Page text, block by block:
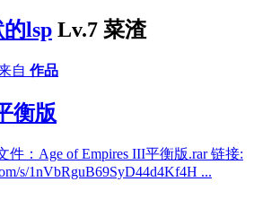
lsp Lv.7 菜渣
自 作品
衡版
件：Age of Empires III平衡版.rar 链接:
s/1nVbRguB69SyD44d4Kf4H ...